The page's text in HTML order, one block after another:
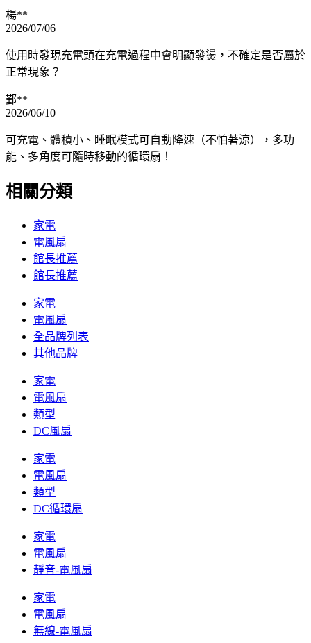
楊**
2026/07/06
使用時發現充電頭在充電過程中會明顯發燙，不確定是否屬於
正常現象？
鄞**
2026/06/10
可充電、體積小、睡眠模式可自動降速（不怕著涼），多功
能、多角度可隨時移動的循環扇！
相關分類
家電
電風扇
館長推薦
館長推薦
家電
電風扇
全品牌列表
其他品牌
家電
電風扇
類型
DC風扇
家電
電風扇
類型
DC循環扇
家電
電風扇
靜音-電風扇
家電
電風扇
無線-電風扇